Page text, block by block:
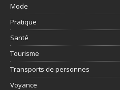
Mode
Pratique
Santé
Tourisme
Transports de personnes
Voyance